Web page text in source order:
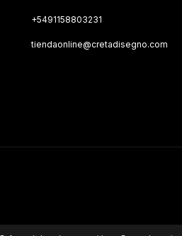
+5491158803231
tiendaonline@cretadisegno.com